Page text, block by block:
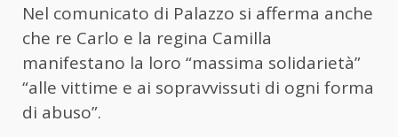
Nel comunicato di Palazzo si afferma anche
che re Carlo e la regina Camilla
manifestano la loro “massima solidarietà”
“alle vittime e ai sopravvissuti di ogni forma
di abuso”.